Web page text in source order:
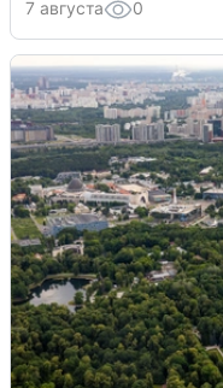
7 августа 0